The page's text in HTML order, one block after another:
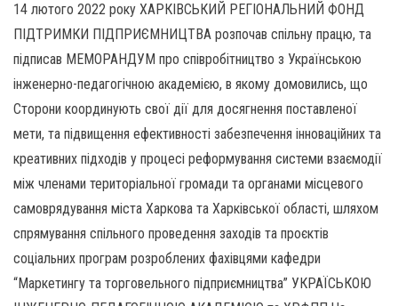
14 лютого 2022 року ХАРКІВСЬКИЙ РЕГІОНАЛЬНИЙ ФОНД
ПІДТРИМКИ ПІДПРИЄМНИЦТВА розпочав спільну працю, та
підписав МЕМОРАНДУМ про співробітництво з Українською
інженерно-педагогічною академією, в якому домовились, що
Сторони координують свої дії для досягнення поставленої
мети, та підвищення ефективності забезпечення інноваційних та
креативних підходів у процесі реформування системи взаємодії
між членами територіальної громади та органами місцевого
самоврядування міста Харкова та Харківської області, шляхом
спрямування спільного проведення заходів та проєктів
соціальних програм розроблених фахівцями кафедри
“Маркетингу та торговельного підприємництва” УКРАЇСЬКОЮ